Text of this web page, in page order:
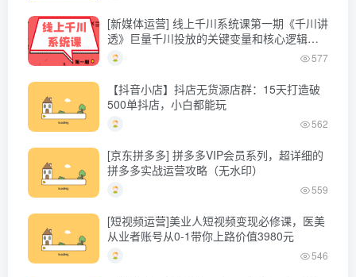
[新媒体运营] 线上千川系统课第一期《千川讲
透》巨量千川投放的关键变量和核心逻辑，
更新至第六节
577
【抖音小店】抖店无货源店群：15天打造破
500单抖店，小白都能玩
562
[京东拼多多] 拼多多VIP会员系列，超详细的
拼多多实战运营攻略（无水印）
559
[短视频运营]美业人短视频变现必修课，医美
从业者账号从0-1带你上路价值3980元
546